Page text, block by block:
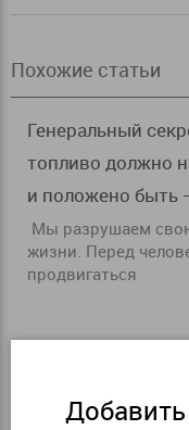
Похожие статьи
Генеральный
топливо должно
и положено быть
Мы разрушаем
жизни. Перед
продвигаться